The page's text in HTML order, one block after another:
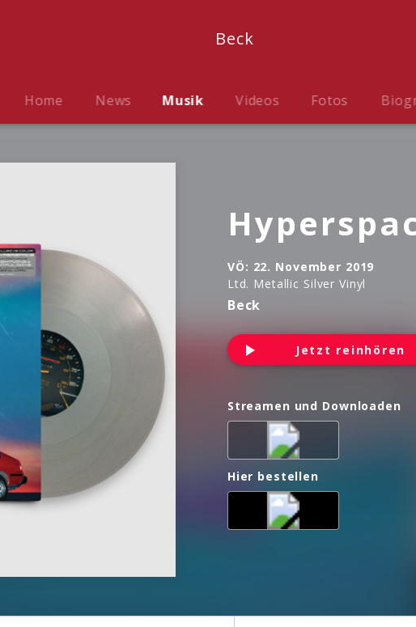
Beck
Home News Musik Videos Fotos
VÖ: 22. November 2019
Ltd. Metallic Silver Vinyl
Beck
Jetzt reinhören
Streamen und Downloaden
Hier bestellen